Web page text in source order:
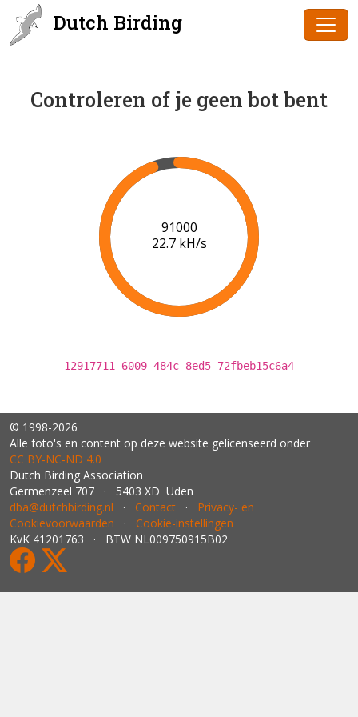
Dutch Birding
Controleren of je geen bot bent
92000
21.9 kH/s
12917711-6009-484c-8ed5-72fbeb15c6a4
© 1998-2026
Alle foto's en content op deze website gelicenseerd onder
CC BY‑NC‑ND 4.0
Dutch Birding Association
Germenzeel 707 · 5403 XD Uden
dba@dutchbirding.nl · Contact · Privacy- en
Cookievoorwaarden · Cookie-instellingen
KvK 41201763 · BTW NL009750915B02